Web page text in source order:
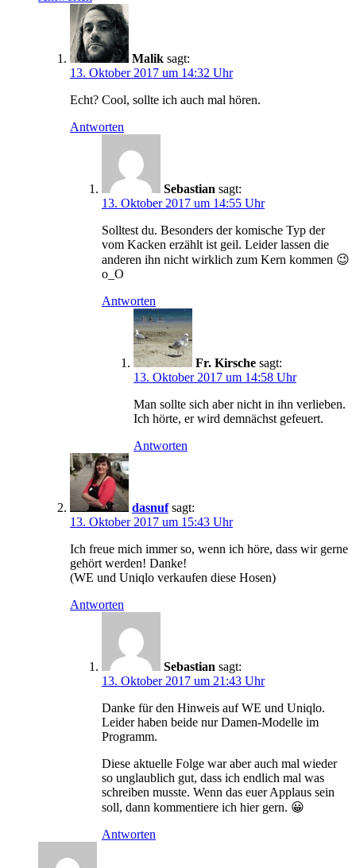
Malik sagt:
13. Oktober 2017 um 14:32 Uhr
Echt? Cool, sollte ich auch mal hören.
Antworten
Sebastian sagt:
13. Oktober 2017 um 14:55 Uhr
Solltest du. Besonders der komische Typ der
vom Kacken erzählt ist geil. Leider lassen die
anderen ihn nicht wirklich zum Kern kommen 😉
o_O
Antworten
Fr. Kirsche sagt:
13. Oktober 2017 um 14:58 Uhr
Man sollte sich aber nicht in ihn verlieben.
Ich hörte, er wird demnächst gefeuert.
Antworten
dasnuf sagt:
13. Oktober 2017 um 15:43 Uhr
Ich freue mich immer so, wenn ich höre, dass wir gerne
gehört werden! Danke!
(WE und Uniqlo verkaufen diese Hosen)
Antworten
Sebastian sagt:
13. Oktober 2017 um 21:43 Uhr
Danke für den Hinweis auf WE und Uniqlo.
Leider haben beide nur Damen-Modelle im
Programm.
Diese aktuelle Folge war aber auch mal wieder
so unglaublich gut, dass ich endlich mal was
schreiben musste. Wenn das euer Applaus sein
soll, dann kommentiere ich hier gern. 😀
Antworten